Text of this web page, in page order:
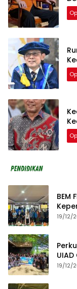
BEM
dan
19/12/
19/12/